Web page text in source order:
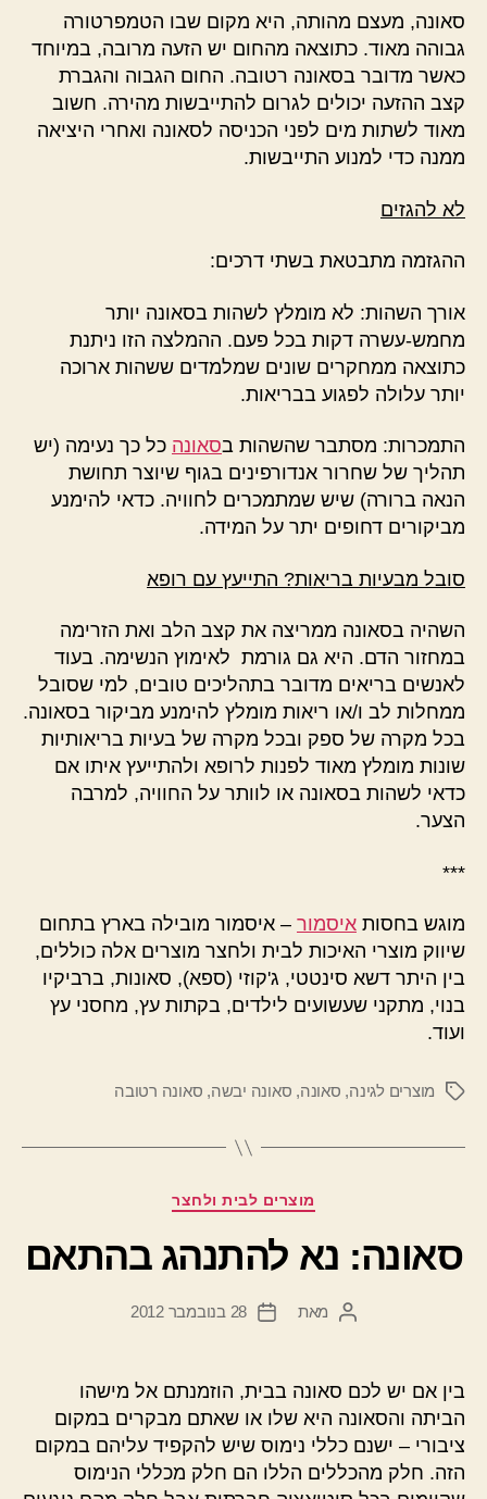
סאונה, מעצם מהותה, היא מקום שבו הטמפרטורה
גבוהה מאוד. כתוצאה מהחום יש הזעה מרובה, במיוחד
כאשר מדובר בסאונה רטובה. החום הגבוה והגברת
קצב ההזעה יכולים לגרום להתייבשות מהירה. חשוב
מאוד לשתות מים לפני הכניסה לסאונה ואחרי היציאה
ממנה כדי למנוע התייבשות.
לא להגזים
ההגזמה מתבטאת בשתי דרכים:
אורך השהות: לא מומלץ לשהות בסאונה יותר
מחמש-עשרה דקות בכל פעם. ההמלצה הזו ניתנת
כתוצאה ממחקרים שונים שמלמדים ששהות ארוכה
יותר עלולה לפגוע בבריאות.
התמכרות: מסתבר שהשהות בסאונה כל כך נעימה (יש
תהליך של שחרור אנדורפינים בגוף שיוצר תחושת
הנאה ברורה) שיש שמתמכרים לחוויה. כדאי להימנע
מביקורים דחופים יתר על המידה.
סובל מבעיות בריאות? התייעץ עם רופא
השהיה בסאונה ממריצה את קצב הלב ואת הזרימה
במחזור הדם. היא גם גורמת לאימוץ הנשימה. בעוד
לאנשים בריאים מדובר בתהליכים טובים, למי שסובל
ממחלות לב ו/או ריאות מומלץ להימנע מביקור בסאונה.
בכל מקרה של ספק ובכל מקרה של בעיות בריאותיות
שונות מומלץ מאוד לפנות לרופא ולהתייעץ איתו אם
כדאי לשהות בסאונה או לוותר על החוויה, למרבה
הצער.
***
מוגש בחסות איסמור – איסמור מובילה בארץ בתחום
שיווק מוצרי האיכות לבית ולחצר מוצרים אלה כוללים,
בין היתר דשא סינטטי, ג'קוזי (ספא), סאונות, ברביקיו
בנוי, מתקני שעשועים לילדים, בקתות עץ, מחסני עץ
ועוד.
תגיותמוצרים לגינה, סאונה, סאונה יבשה, סאונה רטובה
קטגוריות
מוצרים לבית ולחצר
סאונה: נא להתנהג בהתאם
המחבר
מאת
תאריך
28 בנובמבר 2012
בין אם יש לכם סאונה בבית, הוזמנתם אל מישהו
הביתה והסאונה היא שלו או שאתם מבקרים במקום
ציבורי – ישנם כללי נימוס שיש להקפיד עליהם במקום
הזה. חלק מהכללים הללו הם חלק מכללי הנימוס